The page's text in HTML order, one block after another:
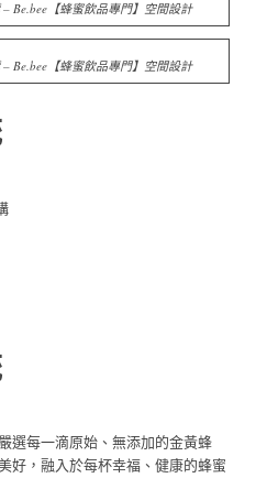
Be.bee【蜂蜜飲品專門】空間設計
Be.bee【蜂蜜飲品專門】空間設計
選每一滴原始、無添加的金黃蜂
好，融入於每杯幸福、健康的蜂蜜